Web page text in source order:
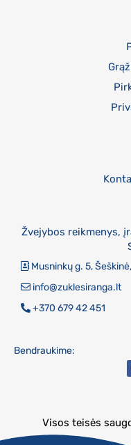
Žvejybos reikmenys,
Musninkų g. 5,
info@zuklesiranga.lt
+370 679 42 451
Bendraukime:
Visos teisės